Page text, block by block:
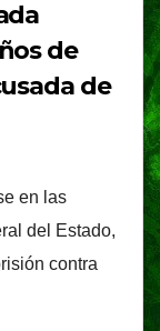
de
de
en las
del Estado,
contra